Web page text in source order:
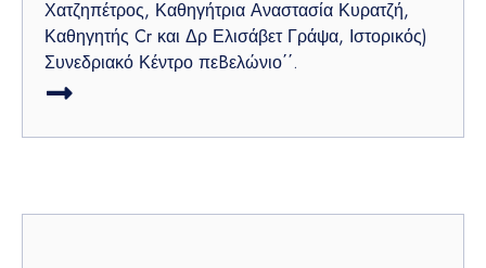
Χατζηπέτρος, Καθηγήτρια Αναστασία Κυρατζή,
Καθηγητής Cr και Δρ Ελισάβετ Γράψα, Ιστορικός)
Συνεδριακό Κέντρο πεBελώνιο΄΄.